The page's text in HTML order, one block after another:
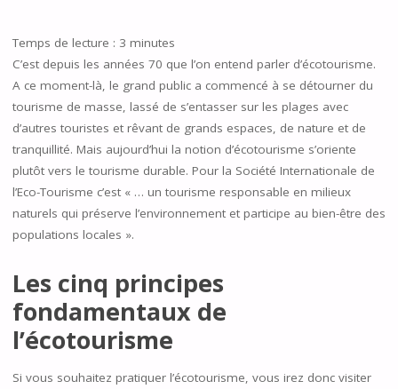
Temps de lecture : 3 minutes
C’est depuis les années 70 que l’on entend parler d’écotourisme.
A ce moment-là, le grand public a commencé à se détourner du
tourisme de masse, lassé de s’entasser sur les plages avec
d’autres touristes et rêvant de grands espaces, de nature et de
tranquillité. Mais aujourd’hui la notion d’écotourisme s’oriente
plutôt vers le tourisme durable. Pour la Société Internationale de
l’Eco-Tourisme c’est « … un tourisme responsable en milieux
naturels qui préserve l’environnement et participe au bien-être des
populations locales ».
Les cinq principes
fondamentaux de
l’écotourisme
Si vous souhaitez pratiquer l’écotourisme, vous irez donc visiter